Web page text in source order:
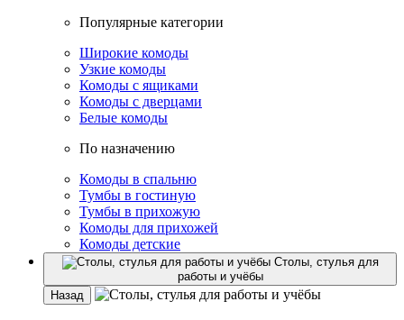
Популярные категории
Широкие комоды
Узкие комоды
Комоды с ящиками
Комоды с дверцами
Белые комоды
По назначению
Комоды в спальню
Тумбы в гостиную
Тумбы в прихожую
Комоды для прихожей
Комоды детские
Столы, стулья для
работы и учёбы
Назад